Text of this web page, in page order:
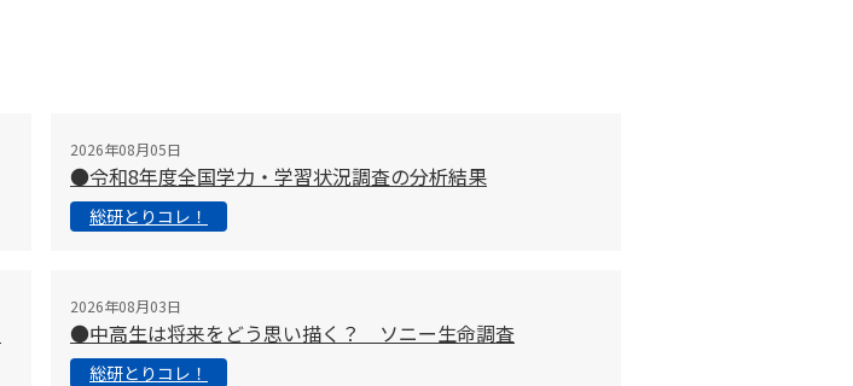
2026年08月05日
●令和8年度全国学力・学習状況調査の分析結果
総研とりコレ！
2026年08月03日
●中高生は将来をどう思い描く？ ソニー生命調査
総研とりコレ！